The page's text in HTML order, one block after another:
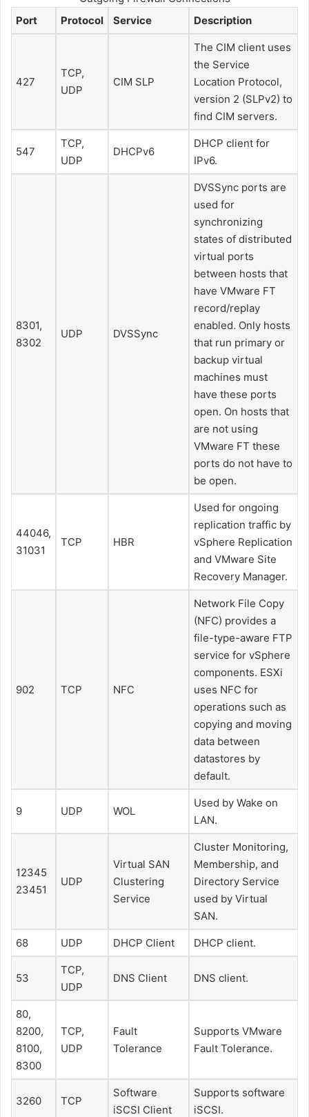
Port
Protocol Service Description
427
TCP,
UDP
CIM SLP
The CIM client uses
the Service
Location Protocol,
version 2 (SLPv2) to
find CIM servers.
547
TCP,
UDP
DHCPv6
DHCP client for
IPv6.
8301,
8302
UDP DVSSync
DVSSync ports are
used for
synchronizing
states of distributed
virtual ports
between hosts that
have VMware FT
record/replay
enabled. Only hosts
that run primary or
backup virtual
machines must
have these ports
open. On hosts that
are not using
VMware FT these
ports do not have to
be open.
44046,
31031
TCP HBR
Used for ongoing
replication traffic by
vSphere Replication
and VMware Site
Recovery Manager.
902 TCP NFC
Network File Copy
(NFC) provides a
file-type-aware FTP
service for vSphere
components. ESXi
uses NFC for
operations such as
copying and moving
data between
datastores by
default.
9 UDP WOL
Used by Wake on
LAN.
12345
23451
UDP
Virtual SAN
Clustering
Service
Cluster Monitoring,
Membership, and
Directory Service
used by Virtual
SAN.
68 UDP DHCP Client DHCP client.
53
TCP,
UDP
DNS Client DNS client.
80,
8200,
8100,
8300
TCP,
UDP
Fault
Tolerance
Supports VMware
Fault Tolerance.
3260 TCP
Software
iSCSI Client
Supports software
iSCSI.